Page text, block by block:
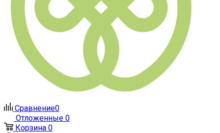
Сравнение0
Отложенные 0
Корзина 0